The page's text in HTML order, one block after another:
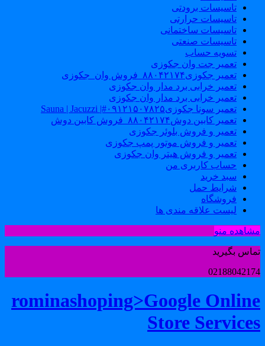
تاسیسات برودتی
تاسیسات حرارتی
تاسیسات ساختمانی
تاسیسات صنعتی
تسویه حساب
تعمیر جت وان جکوزی
تعمیر جکوزی۸۸۰۴۲۱۷۴_فروش وان_جکوزی
تعمیر خرابی برد مدار وان جکوزی
تعمیر خرابی برد مدار وان جکوزی
تعمیر سونا جکوزی۰۹۱۲۱۵۰۷۸۲۵#| Sauna | Jacuzzi
تعمیر کابین دوش۸۸۰۴۲۱۷۴_فروش کابین دوش
تعمیر و فروش بلوئر جکوزی
تعمیر و فروش موتور پمپ جکوزی
تعمیر و فروش هیتر وان جکوزی
حساب کاربری من
سبد خرید
شرایط حمل
فروشگاه
لیست علاقه مندی ها
منو
بگیرید
rominashoping>Google
Store